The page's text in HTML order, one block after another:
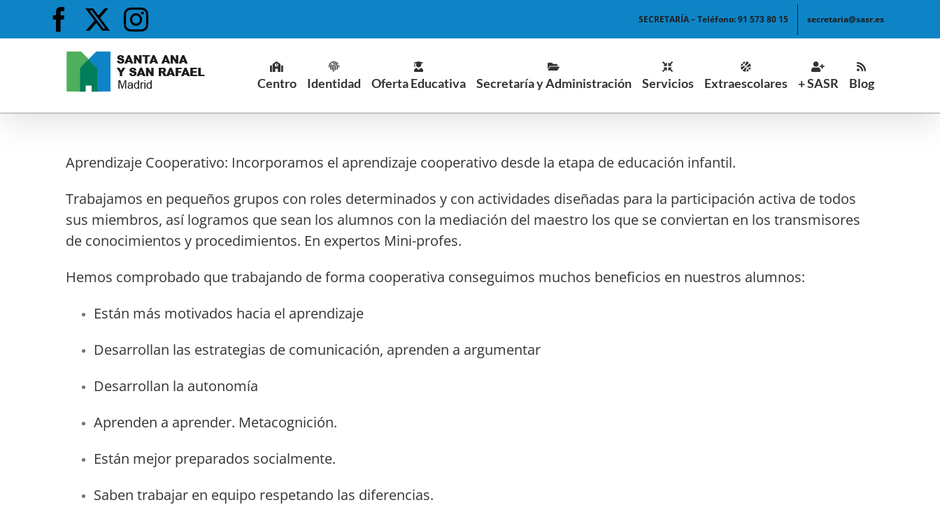
contenido
Facebook
X Instagram SECRETARÍA – Teléfono: 91 573 80 15 secretaria@sasr.es
Centro Identidad Oferta Educativa Secretaría y Administración Servicios Extraescolares + SASR Blog
Aprendizaje Cooperativo: Incorporamos el aprendizaje cooperativo desde la etapa de educación infantil.
Trabajamos en pequeños grupos con roles determinados y con actividades diseñadas para la participación activa de todos
sus miembros, así logramos que sean los alumnos con la mediación del maestro los que se conviertan en los transmisores
de conocimientos y procedimientos. En expertos Mini-profes.
Hemos comprobado que trabajando de forma cooperativa conseguimos muchos beneficios en nuestros alumnos:
Están más motivados hacia el aprendizaje
Desarrollan las estrategias de comunicación, aprenden a argumentar
Desarrollan la autonomía
Aprenden a aprender. Metacognición.
Están mejor preparados socialmente.
Saben trabajar en equipo respetando las diferencias.